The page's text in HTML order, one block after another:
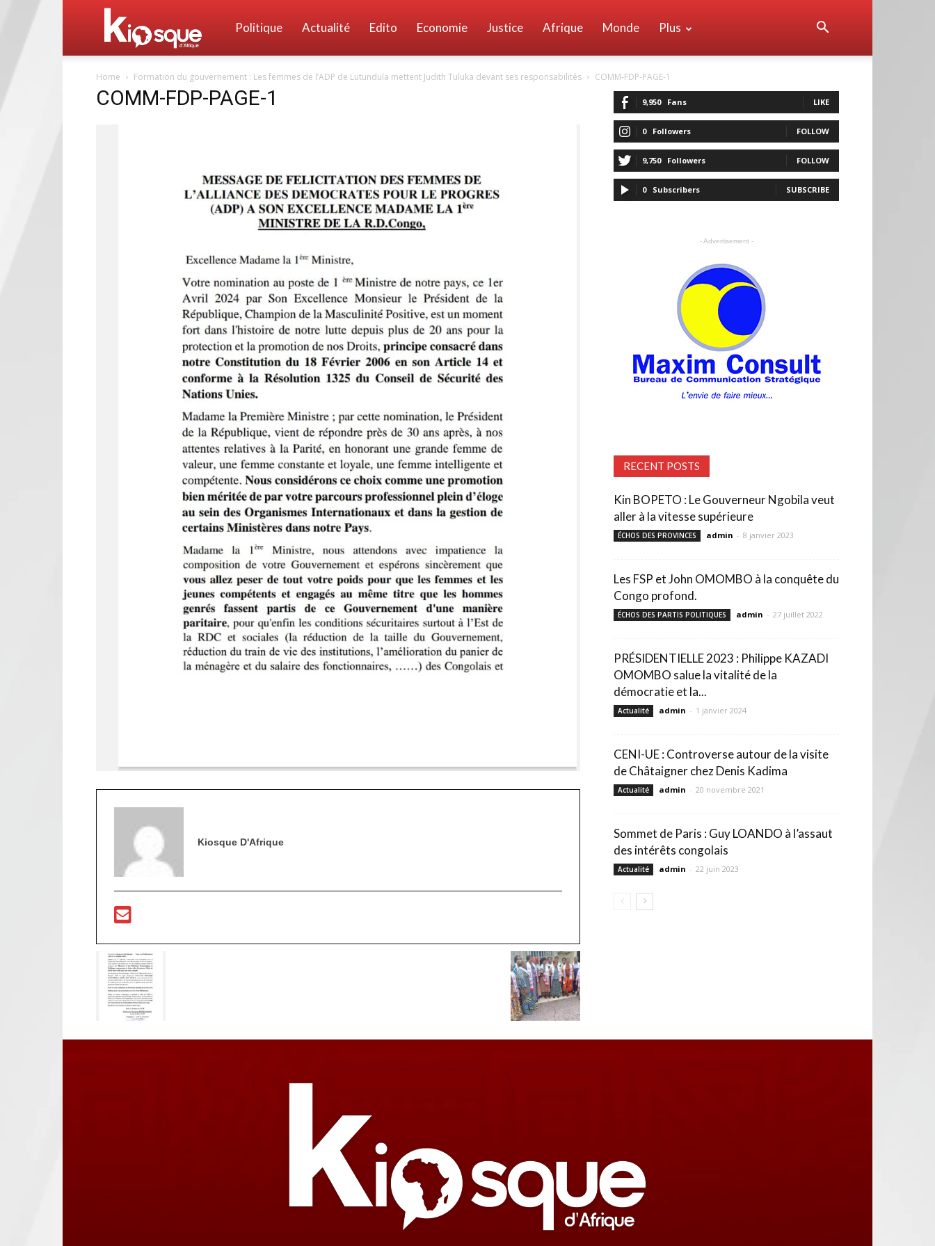
Kiosque
d'Afrique
Politique Actualité Edito Economie Justice Afrique Monde Plus
Home Formation du gouvernement : Les femmes de l’ADP de Lutundula mettent Judith Tuluka devant ses responsabilités COMM-FDP-PAGE-1
COMM-FDP-PAGE-1
Kiosque D'Afrique
9,950 Fans LIKE
0 Followers FOLLOW
9,750 Followers FOLLOW
0 Subscribers SUBSCRIBE
- Advertisement -
RECENT POSTS
Kin BOPETO : Le Gouverneur Ngobila veut
aller à la vitesse supérieure
ÉCHOS DES PROVINCES admin - 8 janvier 2023
Les FSP et John OMOMBO à la conquête du
Congo profond.
ÉCHOS DES PARTIS POLITIQUES admin - 27 juillet 2022
PRÉSIDENTIELLE 2023 : Philippe KAZADI
OMOMBO salue la vitalité de la
démocratie et la...
Actualité admin - 1 janvier 2024
CENI-UE : Controverse autour de la visite
de Châtaigner chez Denis Kadima
Actualité admin - 20 novembre 2021
Sommet de Paris : Guy LOANDO à l’assaut
des intérêts congolais
Actualité admin - 22 juin 2023